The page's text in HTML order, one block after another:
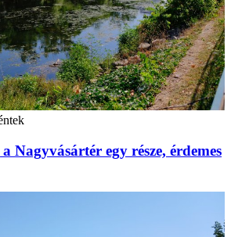
Nagyvásártér egy része, érdemes